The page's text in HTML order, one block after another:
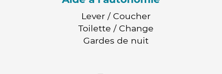
Lever / Coucher
Toilette / Change
Gardes de nuit